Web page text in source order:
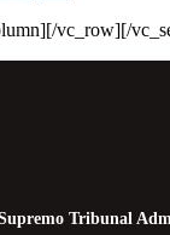
vc_row][/
Tribunal